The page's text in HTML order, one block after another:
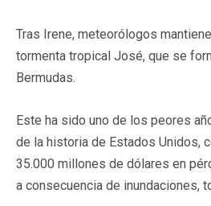
Tras Irene, meteorólogos
tormenta tropical José, que se
Bermudas.
Este ha sido uno de los peores
de la historia de Estados Unidos,
35.000 millones de dólares en
a consecuencia de inundaciones,